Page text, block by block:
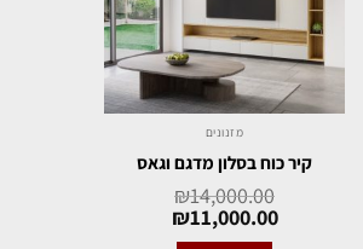
מזנונים
קיר כוח בסלון מדגם וגאס
₪14,000.00
₪11,000.00